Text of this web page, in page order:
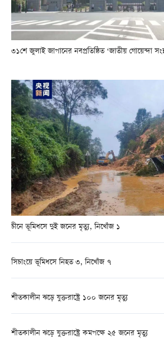
৩১শে জুলাই জাপানের নবপ্রতিষ্ঠিত ‘জাতীয় গোয়েন্দা
চীনে ভূমিধসে দুই জনের মৃত্যু, নিখোঁজ ১
সিচাংয়ে ভূমিধসে নিহত ৩, নিখোঁজ ৭
শীতকালীন ঝড়ে যুক্তরাষ্ট্রে ১০০ জনের মৃত্যু
শীতকালীন ঝড়ে যুক্তরাষ্ট্রে কমপক্ষে ২৫ জনের মৃত্যু